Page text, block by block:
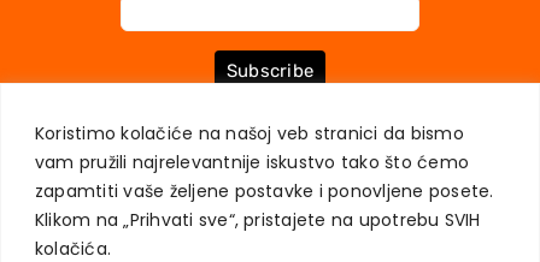
Koristimo kolačiće na našoj veb stranici da bismo
vam pružili najrelevantnije iskustvo tako što ćemo
zapamtiti vaše željene postavke i ponovljene posete.
Klikom na „Prihvati sve“, pristajete na upotrebu SVIH
kolačića.
Subscribe
ABOUT US BOOKS MY ACCOUNT CONTACT
TERMS OF PURCHASE
USER PRIVACY PROTECTION